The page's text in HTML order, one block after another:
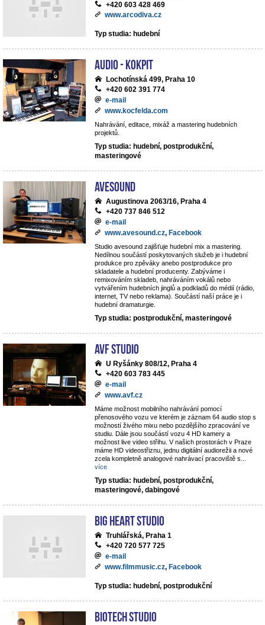
+420 603 428 469
www.arcodiva.cz
Typ studia: hudební
Audio - Kokpit
Lochotínská 499, Praha 10
+420 602 391 774
e-mail
www.kocfelda.com
Nahrávání, editace, mixáž a mastering hudebních
projektů.
Typ studia: hudební, postprodukční,
masteringové
avesound
Augustinova 2063/16, Praha 4
+420 737 846 512
e-mail
www.avesound.cz, Facebook
Studio avesound zajišťuje hudební mix a mastering.
Nedílnou součástí poskytovaných služeb je i hudební
produkce pro zpěváky anebo postprodukce pro
skladatele a hudební producenty. Zabýváme i
remixováním skladeb, nahráváním vokálů nebo
vytvářením hudebních jinglů a podkladů do médií (rádio,
internet, TV nebo reklama). Součástí naší práce je i
hudební dramaturgie.
Typ studia: postprodukční, masteringové
AVF STUDIO
U Ryšánky 808/12, Praha 4
+420 603 783 445
e-mail
www.avf.cz
Máme možnost mobilního nahrávání pomocí
přenosového vozu ve kterém je záznam 64 audio stop s
možností živého mixu nebo pozdějšího zpracování ve
studiu. Dále jsou součástí vozu 4 HD kamery a
možnost live video střihu. V našich prostorách v Praze
máme HD videostřiznu, jednu digitální audiorežii a nové
zcela kompletně analogové nahrávací pracoviště s
více
Typ studia: hudební, postprodukční,
masteringové, dabingové
Big Heart Studio
Truhlářská, Praha 1
+420 720 577 725
e-mail
www.filmmusic.cz, Facebook
Typ studia: hudební, postprodukční
BIOTECH STUDIO